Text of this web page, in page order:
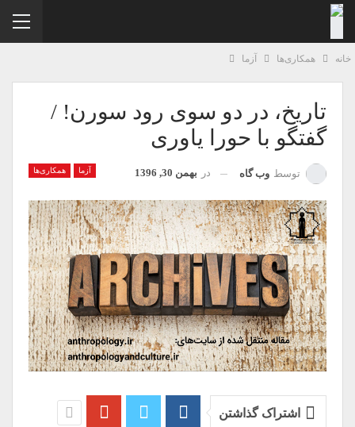
همکاری‌ها آزما
تاریخ، در دو سوی رود سورن! /
گفتگو با حورا یاوری
آزما همکاری‌ها توسطوب گاه دربهمن 30, 1396
اشتراک گذاشتن